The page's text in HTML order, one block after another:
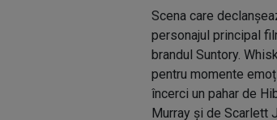
Scena care
personajul principal
brandul Suntory.
pentru momente
încerci un pahar de
Murray și de Scarlett